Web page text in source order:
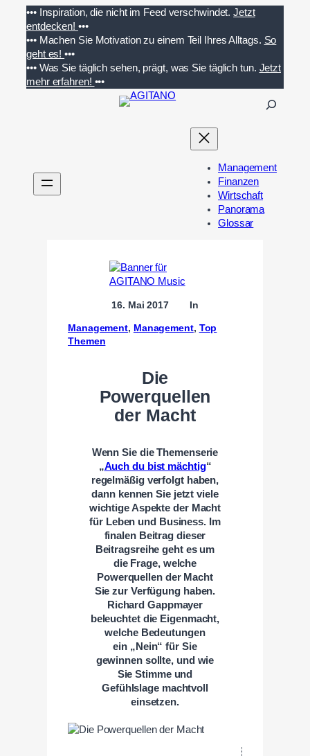
Inhalt
springen
••• Inspiration, die nicht im Feed verschwindet. Jetzt
entdecken! •••
••• Machen Sie Motivation zu einem Teil Ihres Alltags. So
geht es!•••
••• Was Sie täglich sehen, prägt, was Sie täglich tun. Jetzt
mehr erfahren! •••
n
Management
Finanzen
Wirtschaft
Panorama
Glossar
16. Mai 2017 In
Management, Management, Top
Themen
Die
Powerquellen
der Macht
Wenn Sie die Themenserie
„Auch du bist mächtig“
regelmäßig verfolgt haben,
dann kennen Sie jetzt viele
wichtige Aspekte der Macht
für Leben und Business. Im
finalen Beitrag dieser
Beitragsreihe geht es um
die Frage, welche
Powerquellen der Macht
Sie zur Verfügung haben.
Richard Gappmayer
beleuchtet die Eigenmacht,
welche Bedeutungen
ein „Nein“ für Sie
gewinnen sollte, und wie
Sie Stimme und
Gefühlslage machtvoll
einsetzen.